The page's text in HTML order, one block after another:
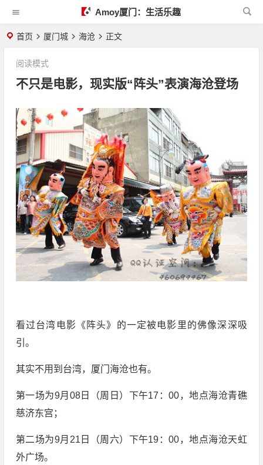
Amoy厦门：生活乐趣
首页 厦门城 海沧 正文
不只是电影，现实版“阵头”表演海沧登场
阅读模式
看过台湾电影《阵头》的一定被电影里的佛像深深吸
引。
其实不用到台湾，厦门海沧也有。
第一场为9月08日（周日）下午17：00，地点海沧青礁
慈济东宫；
第二场为9月21日（周六）下午19：00，地点海沧天虹
外广场。